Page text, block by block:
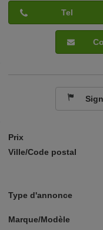
Prix
Ville/Code postal
Type d'annonce
Marque/Modèle
Tel